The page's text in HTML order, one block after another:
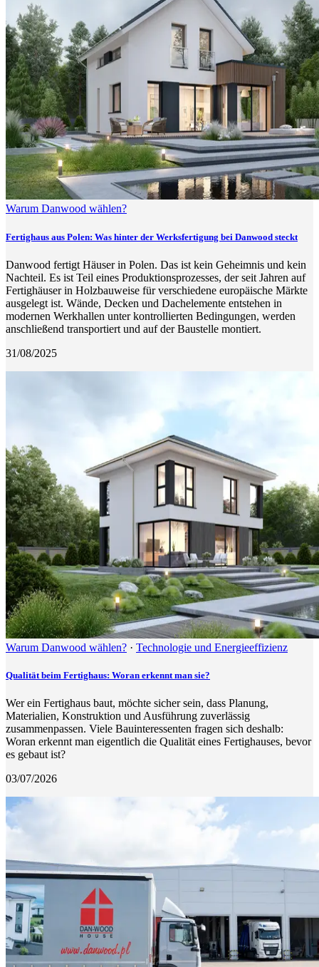
Warum Danwood wählen?
Fertighaus aus Polen: Was hinter der Werksfertigung bei Danwood steckt
Danwood fertigt Häuser in Polen. Das ist kein Geheimnis und kein
Nachteil. Es ist Teil eines Produktionsprozesses, der seit Jahren auf
Fertighäuser in Holzbauweise für verschiedene europäische Märkte
ausgelegt ist. Wände, Decken und Dachelemente entstehen in
modernen Werkhallen unter kontrollierten Bedingungen, werden
anschließend transportiert und auf der Baustelle montiert.
31/08/2025
Warum Danwood wählen? · Technologie und Energieeffizienz
Qualität beim Fertighaus: Woran erkennt man sie?
Wer ein Fertighaus baut, möchte sicher sein, dass Planung,
Materialien, Konstruktion und Ausführung zuverlässig
zusammenpassen. Viele Bauinteressenten fragen sich deshalb:
Woran erkennt man eigentlich die Qualität eines Fertighauses, bevor
es gebaut ist?
03/07/2026